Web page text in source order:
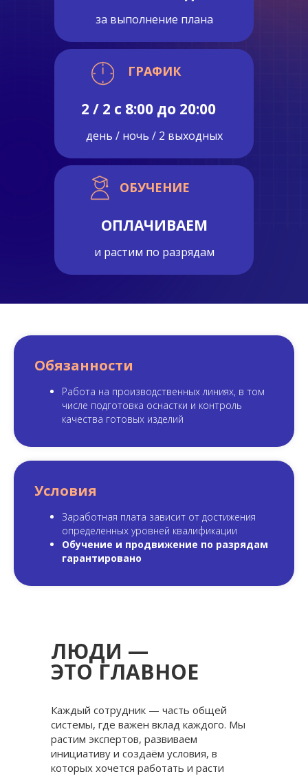
за выполнение плана
2 / 2 с 8:00 до 20:00
день / ночь / 2 выходных
ГРАФИК
ОПЛАЧИВАЕМ
и растим по разрядам
ОБУЧЕНИЕ
Обязанности
Работа на производственных линиях, в том
числе подготовка оснастки и контроль
качества готовых изделий
Условия
Заработная плата зависит от достижения
определенных уровней квалификации
Обучение и продвижение по разрядам
гарантировано
Каждый сотрудник — часть общей
системы, где важен вклад каждого. Мы
растим экспертов, развиваем
инициативу и создаём условия, в
которых хочется работать и расти
ЛЮДИ —
ЭТО ГЛАВНОЕ